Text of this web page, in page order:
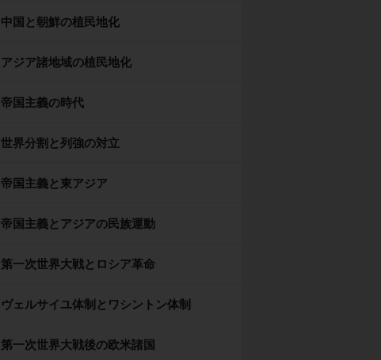
中国と朝鮮の植民地化
アジア諸地域の植民地化
帝国主義の時代
世界分割と列強の対立
帝国主義と東アジア
帝国主義とアジアの民族運動
第一次世界大戦とロシア革命
ヴェルサイユ体制とワシントン体制
第一次世界大戦後の欧米諸国